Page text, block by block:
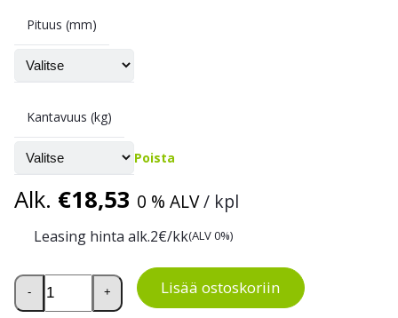
Pituus (mm)
Kantavuus (kg)
Poista
Alk. €18,53 0 % ALV/ kpl
Leasing hinta alk.2€/kk(ALV 0%)
Pientavarahyllyn hyllytaso, kpl määrä
- + Lisää ostoskoriin